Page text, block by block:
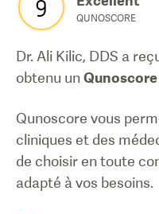
9 QUNOSCORE
Dr. Ali Kilic, DDS a
obtenu unQunoscore
Qunoscore vous
cliniques et des
de choisir en toute
adapté à vos besoins.